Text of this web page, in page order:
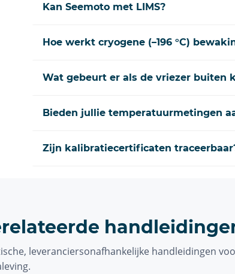
Kan Seemoto met LIMS?
Hoe werkt cryogene (–196 °C)
Wat gebeurt er als de vriezer buiten
Bieden jullie temperatuurmetingen
Zijn kalibratiecertificaten
leveranciersonafhankelijke handleidingen